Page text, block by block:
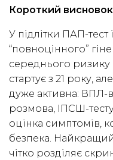
Короткий
У підлітки ПАП-тест
“повноцінного”
середнього
стартує з 21 року,
дуже активна: ВПЛ-
розмова, ІПСШ-
оцінка симптомів,
безпека.
чітко розділяє